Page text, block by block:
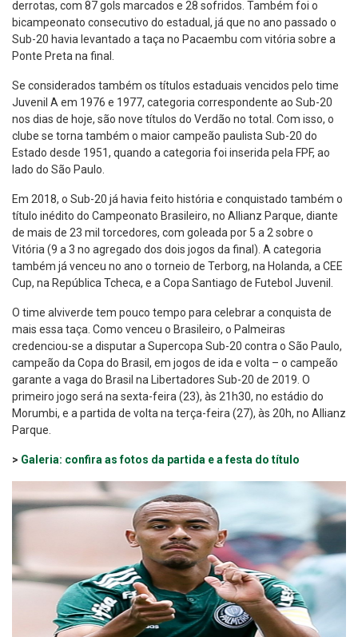
derrotas, com 87 gols marcados e 28 sofridos. Também foi o
bicampeonato consecutivo do estadual, já que no ano passado o
Sub-20 havia levantado a taça no Pacaembu com vitória sobre a
Ponte Preta na final.
Se considerados também os títulos estaduais vencidos pelo time
Juvenil A em 1976 e 1977, categoria correspondente ao Sub-20
nos dias de hoje, são nove títulos do Verdão no total. Com isso, o
clube se torna também o maior campeão paulista Sub-20 do
Estado desde 1951, quando a categoria foi inserida pela FPF, ao
lado do São Paulo.
Em 2018, o Sub-20 já havia feito história e conquistado também o
título inédito do Campeonato Brasileiro, no Allianz Parque, diante
de mais de 23 mil torcedores, com goleada por 5 a 2 sobre o
Vitória (9 a 3 no agregado dos dois jogos da final). A categoria
também já venceu no ano o torneio de Terborg, na Holanda, a CEE
Cup, na República Tcheca, e a Copa Santiago de Futebol Juvenil.
O time alviverde tem pouco tempo para celebrar a conquista de
mais essa taça. Como venceu o Brasileiro, o Palmeiras
credenciou-se a disputar a Supercopa Sub-20 contra o São Paulo,
campeão da Copa do Brasil, em jogos de ida e volta – o campeão
garante a vaga do Brasil na Libertadores Sub-20 de 2019. O
primeiro jogo será na sexta-feira (23), às 21h30, no estádio do
Morumbi, e a partida de volta na terça-feira (27), às 20h, no Allianz
Parque.
> Galeria: confira as fotos da partida e a festa do título